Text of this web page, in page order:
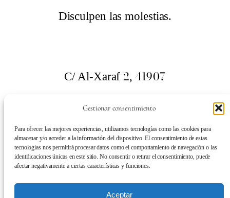
Gestionar consentimiento
Para ofrecer las mejores experiencias, utilizamos tecnologías como las cookies para
almacenar y/o acceder a la información del dispositivo. El consentimiento de estas
tecnologías nos permitirá procesar datos como el comportamiento de navegación o las
identificaciones únicas en este sitio. No consentir o retirar el consentimiento, puede
afectar negativamente a ciertas características y funciones.
Aceptar
Disculpen las molestias.
C/ Al-Xaraf2, 41907
Valencina de la Concepción. Sevilla
Tel:659700313
SÍGUENOS EN: